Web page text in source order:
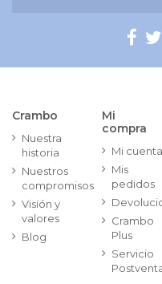
Crambo
Nuestra
historia
Nuestros
compromisos
Visión y
valores
Blog
Mi
compra
Mi cuenta
Mis
pedidos
Crambo
Plus
Servicio